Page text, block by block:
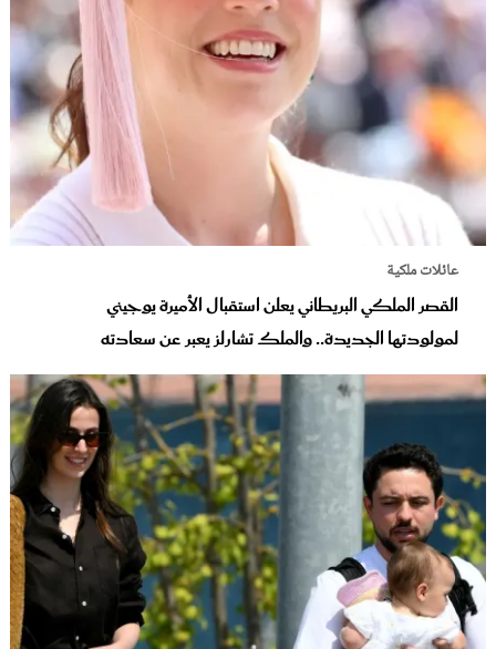
عائلات ملكية
القصر الملكي البريطاني يعلن استقبال الأميرة يوجيني
لمولودتها الجديدة.. والملك تشارلز يعبر عن سعادته